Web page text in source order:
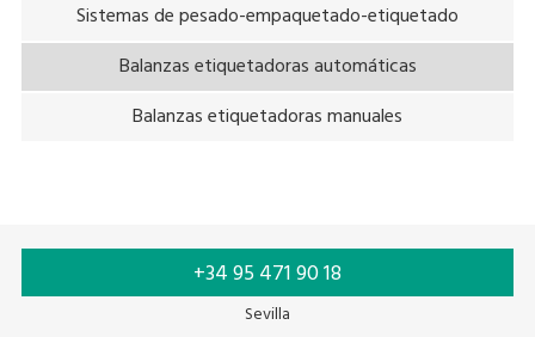
Sistemas de pesado-empaquetado-etiquetado
Balanzas etiquetadoras automáticas
Balanzas etiquetadoras manuales
+34 95 471 90 18
Sevilla